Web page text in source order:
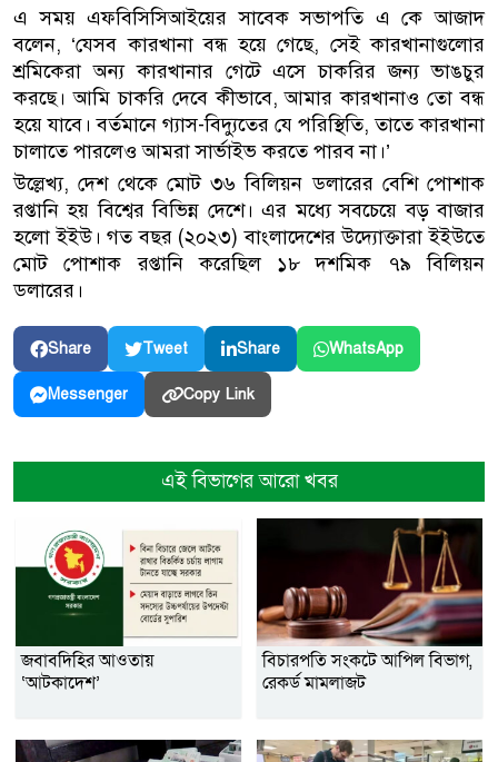
এ সময় এফবিসিসিআইয়ের সাবেক সভাপতি এ কে আজাদ
বলেন, ‘যেসব কারখানা বন্ধ হয়ে গেছে, সেই কারখানাগুলোর
শ্রমিকেরা অন্য কারখানার গেটে এসে চাকরির জন্য ভাঙচুর
করছে। আমি চাকরি দেবে কীভাবে, আমার কারখানাও তো বন্ধ
হয়ে যাবে। বর্তমানে গ্যাস-বিদ্যুতের যে পরিস্থিতি, তাতে কারখানা
চালাতে পারলেও আমরা সার্ভাইভ করতে পারব না।’
উল্লেখ্য, দেশ থেকে মোট ৩৬ বিলিয়ন ডলারের বেশি পোশাক
রপ্তানি হয় বিশ্বের বিভিন্ন দেশে। এর মধ্যে সবচেয়ে বড় বাজার
হলো ইইউ। গত বছর (২০২৩) বাংলাদেশের উদ্যোক্তারা ইইউতে
মোট পোশাক রপ্তানি করেছিল ১৮ দশমিক ৭৯ বিলিয়ন
ডলারের।
Share Tweet Share WhatsApp
Messenger Copy Link
এই বিভাগের আরো খবর
জবাবদিহির আওতায়
‘আটকাদেশ’
বিচারপতি সংকটে আপিল বিভাগ,
রেকর্ড মামলাজট